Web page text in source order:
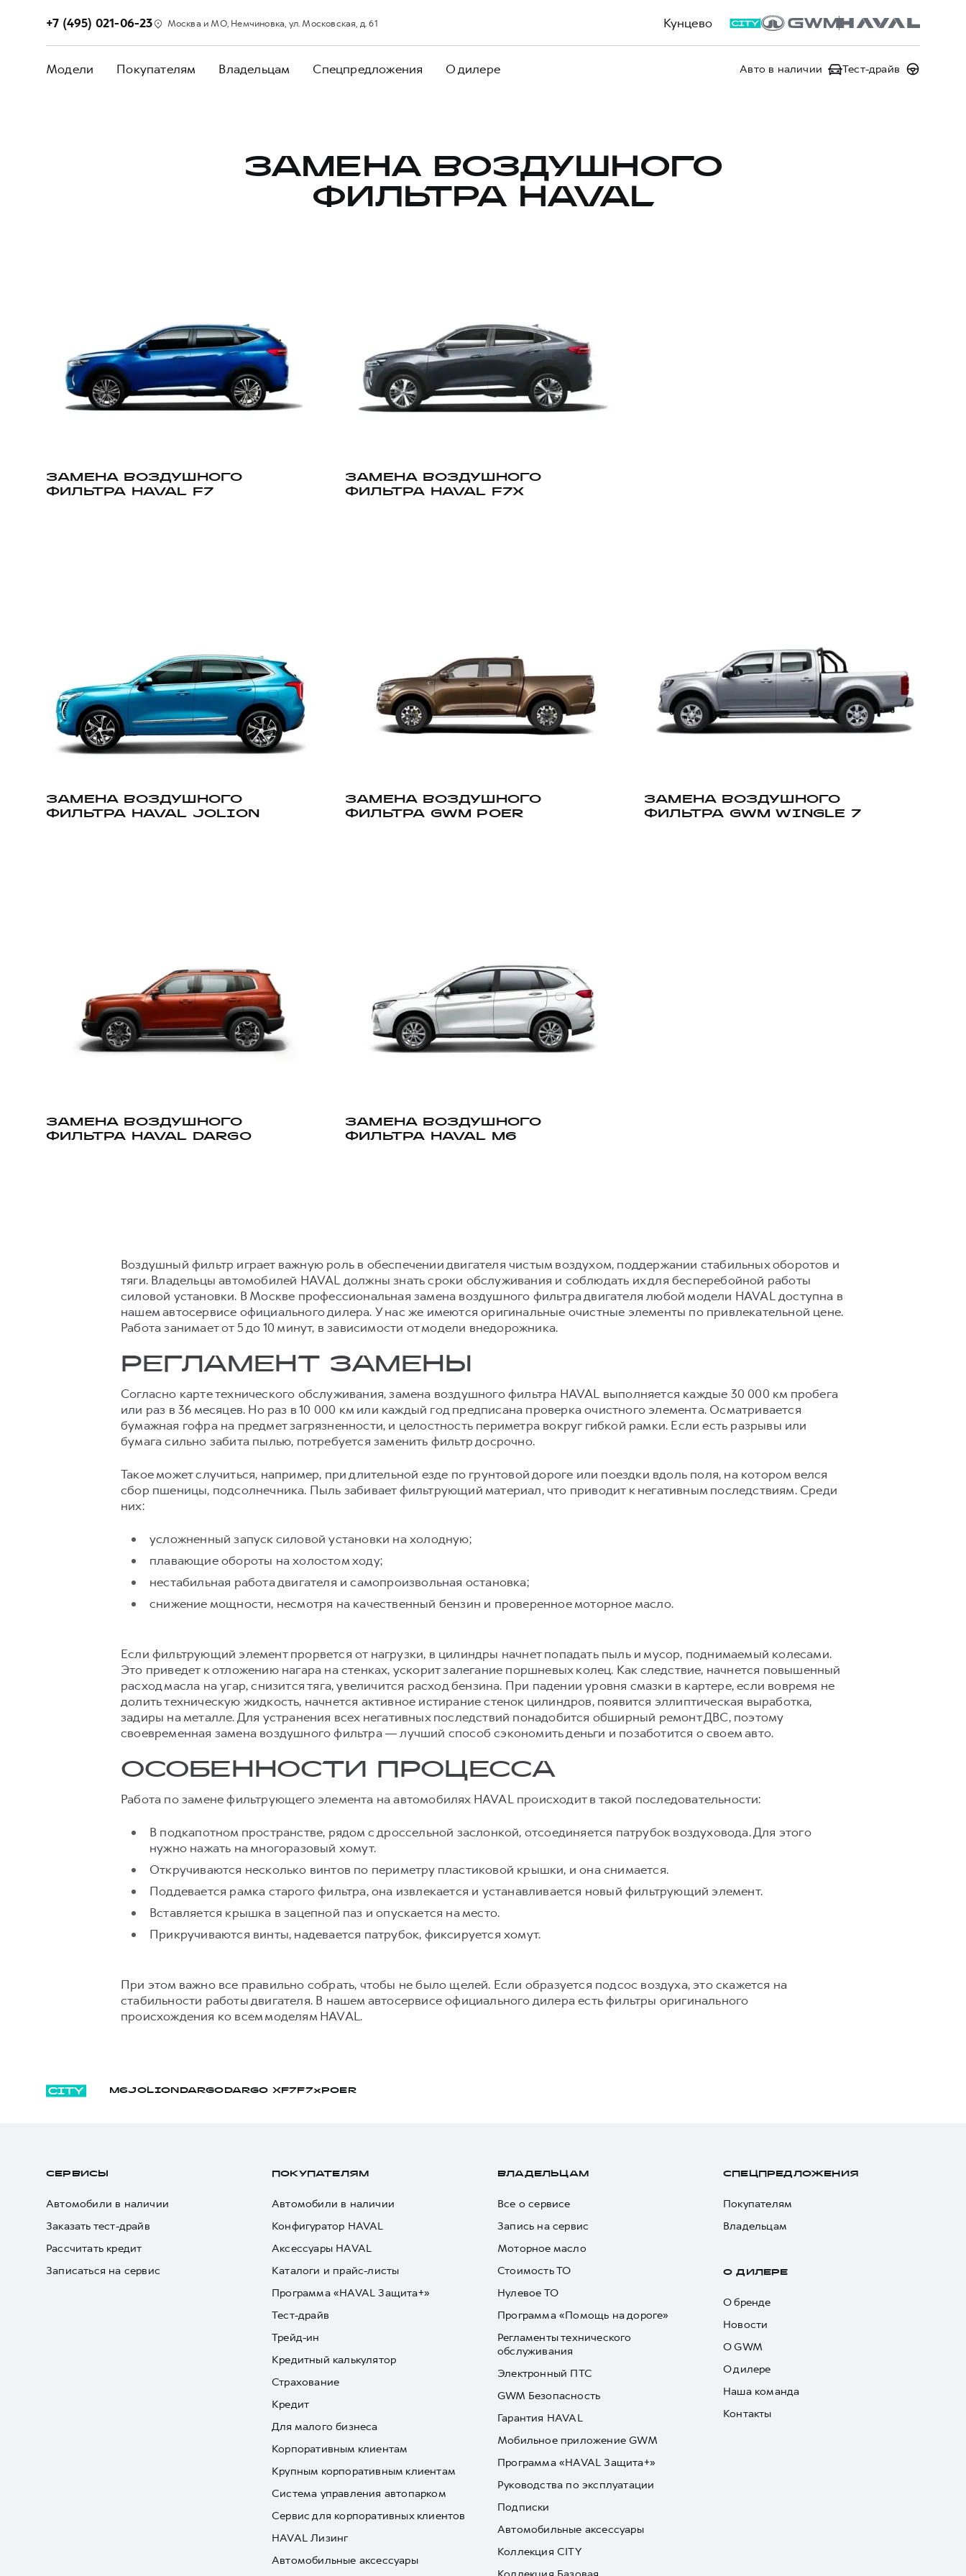
Кунцево
+7 (495) 021-06-23 Москва и МО, Немчиновка, ул. Московская, д. 61
Модели Покупателям Владельцам Спецпредложения О дилере Авто в наличии Тест-драйв
ЗАМЕНА ВОЗДУШНОГО
ФИЛЬТРА HAVAL
ЗАМЕНА ВОЗДУШНОГО
ФИЛЬТРА HAVAL F7
ЗАМЕНА ВОЗДУШНОГО
ФИЛЬТРА HAVAL F7X
ЗАМЕНА ВОЗДУШНОГО
ФИЛЬТРА HAVAL JOLION
ЗАМЕНА ВОЗДУШНОГО
ФИЛЬТРА GWM POER
ЗАМЕНА ВОЗДУШНОГО
ФИЛЬТРА GWM WINGLE 7
ЗАМЕНА ВОЗДУШНОГО
ФИЛЬТРА HAVAL DARGO
ЗАМЕНА ВОЗДУШНОГО
ФИЛЬТРА HAVAL M6
Воздушный фильтр играет важную роль в обеспечении двигателя чистым воздухом, поддержании стабильных оборотов и
тяги. Владельцы автомобилей HAVAL должны знать сроки обслуживания и соблюдать их для бесперебойной работы
силовой установки. В Москве профессиональная замена воздушного фильтра двигателя любой модели HAVAL доступна в
нашем автосервисе официального дилера. У нас же имеются оригинальные очистные элементы по привлекательной цене.
Работа занимает от 5 до 10 минут, в зависимости от модели внедорожника.
РЕГЛАМЕНТ ЗАМЕНЫ
Согласно карте технического обслуживания, замена воздушного фильтра HAVAL выполняется каждые 30 000 км пробега
или раз в 36 месяцев. Но раз в 10 000 км или каждый год предписана проверка очистного элемента. Осматривается
бумажная гофра на предмет загрязненности, и целостность периметра вокруг гибкой рамки. Если есть разрывы или
бумага сильно забита пылью, потребуется заменить фильтр досрочно.
Такое может случиться, например, при длительной езде по грунтовой дороге или поездки вдоль поля, на котором велся
сбор пшеницы, подсолнечника. Пыль забивает фильтрующий материал, что приводит к негативным последствиям. Среди
них:
усложненный запуск силовой установки на холодную;
плавающие обороты на холостом ходу;
нестабильная работа двигателя и самопроизвольная остановка;
снижение мощности, несмотря на качественный бензин и проверенное моторное масло.
Если фильтрующий элемент прорвется от нагрузки, в цилиндры начнет попадать пыль и мусор, поднимаемый колесами.
Это приведет к отложению нагара на стенках, ускорит залегание поршневых колец. Как следствие, начнется повышенный
расход масла на угар, снизится тяга, увеличится расход бензина. При падении уровня смазки в картере, если вовремя не
долить техническую жидкость, начнется активное истирание стенок цилиндров, появится эллиптическая выработка,
задиры на металле. Для устранения всех негативных последствий понадобится обширный ремонт ДВС, поэтому
своевременная замена воздушного фильтра ― лучший способ сэкономить деньги и позаботится о своем авто.
ОСОБЕННОСТИ ПРОЦЕССА
Работа по замене фильтрующего элемента на автомобилях HAVAL происходит в такой последовательности:
В подкапотном пространстве, рядом с дроссельной заслонкой, отсоединяется патрубок воздуховода. Для этого
нужно нажать на многоразовый хомут.
Откручиваются несколько винтов по периметру пластиковой крышки, и она снимается.
Поддевается рамка старого фильтра, она извлекается и устанавливается новый фильтрующий элемент.
Вставляется крышка в зацепной паз и опускается на место.
Прикручиваются винты, надевается патрубок, фиксируется хомут.
При этом важно все правильно собрать, чтобы не было щелей. Если образуется подсос воздуха, это скажется на
стабильности работы двигателя. В нашем автосервисе официального дилера есть фильтры оригинального
происхождения ко всем моделям HAVAL.
M6JOLION DARGO DARGO Х F7 F7x POER
СЕРВИСЫ
Автомобили в наличии
Заказать тест-драйв
Рассчитать кредит
Записаться на сервис
ПОКУПАТЕЛЯМ
Автомобили в наличии
Конфигуратор HAVAL
Аксессуары HAVAL
Каталоги и прайс-листы
Программа «HAVAL Защита+»
Тест-драйв
Трейд-ин
Кредитный калькулятор
Страхование
Кредит
Для малого бизнеса
Корпоративным клиентам
Крупным корпоративным клиентам
Система управления автопарком
Сервис для корпоративных клиентов
HAVAL Лизинг
Автомобильные аксессуары
ВЛАДЕЛЬЦАМ
Все о сервисе
Запись на сервис
Моторное масло
Стоимость ТО
Нулевое ТО
Программа «Помощь на дороге»
Регламенты технического
обслуживания
Электронный ПТС
GWM Безопасность
Гарантия HAVAL
Мобильное приложение GWM
Программа «HAVAL Защита+»
Руководства по эксплуатации
Подписки
Автомобильные аксессуары
Коллекция CITY
СПЕЦПРЕДЛОЖЕНИЯ
Покупателям
Владельцам
О ДИЛЕРЕ
О бренде
Новости
О GWM
О дилере
Наша команда
Контакты